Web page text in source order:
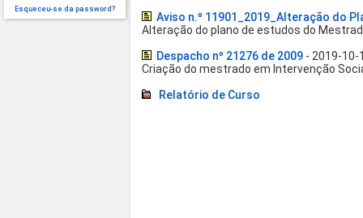
Esqueceu-se da password?
Aviso n.º 11901_2019_Alteração do
Alteração do plano de estudos do
Despacho nº 21276 de 2009 - 2019-10-
Criação do mestrado em Intervenção
Relatório de Curso